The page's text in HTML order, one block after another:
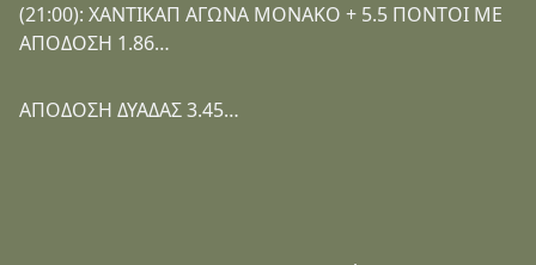
(21:00): ΧΑΝΤΙΚΑΠ ΑΓΩΝΑ ΜΟΝΑΚΟ + 5.5 ΠΟΝΤΟΙ ΜΕ
ΑΠΟΔΟΣΗ 1.86…
ΑΠΟΔΟΣΗ ΔΥΑΔΑΣ 3.45…